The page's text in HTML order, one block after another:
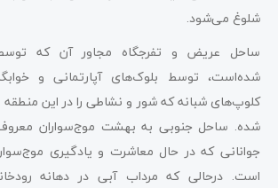
شلوغ می‌شود.
ساحل عریض و تفرجگاه مجاور آن که
شده‌است، توسط بلوک‌های آپارتمانی و
کلوپ‌های شبانه که شور و نشاطی را در این منطقه
شده‌. ساحل جنوبی به بهشت موج‌سواران
جوانانی که در حال معاشرت و یادگیری